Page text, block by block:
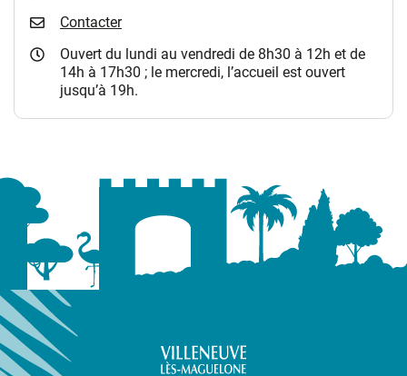
Contacter
Ouvert du lundi au vendredi de 8h30 à 12h et de
14h à 17h30 ; le mercredi, l’accueil est ouvert
jusqu’à 19h.